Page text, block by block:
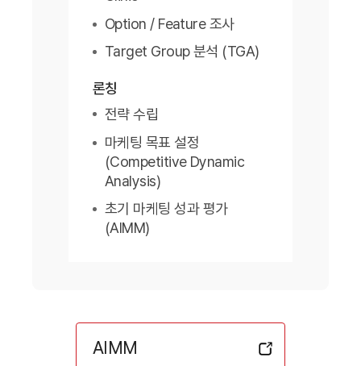
Option / Feature 조사
Target Group 분석 (TGA)
론칭
전략 수립
마케팅 목표 설정
(Competitive Dynamic
Analysis)
초기 마케팅 성과 평가
(AIMM)
AIMM